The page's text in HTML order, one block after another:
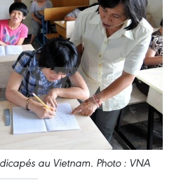
au Vietnam. Photo : VNA